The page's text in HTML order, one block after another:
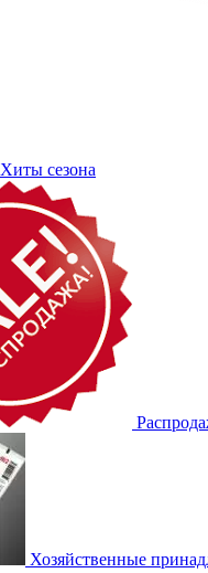
Хиты сезона
Хозяйственные